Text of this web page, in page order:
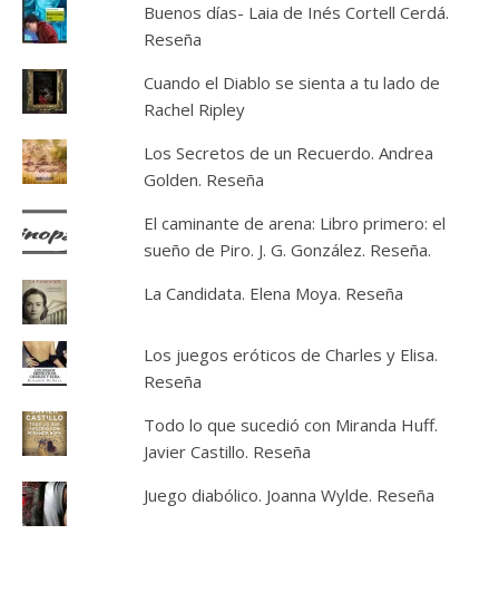
Buenos días- Laia de Inés Cortell Cerdá.
Reseña
Cuando el Diablo se sienta a tu lado de
Rachel Ripley
Los Secretos de un Recuerdo. Andrea
Golden. Reseña
El caminante de arena: Libro primero: el
sueño de Piro. J. G. González. Reseña.
La Candidata. Elena Moya. Reseña
Los juegos eróticos de Charles y Elisa.
Reseña
Todo lo que sucedió con Miranda Huff.
Javier Castillo. Reseña
Juego diabólico. Joanna Wylde. Reseña